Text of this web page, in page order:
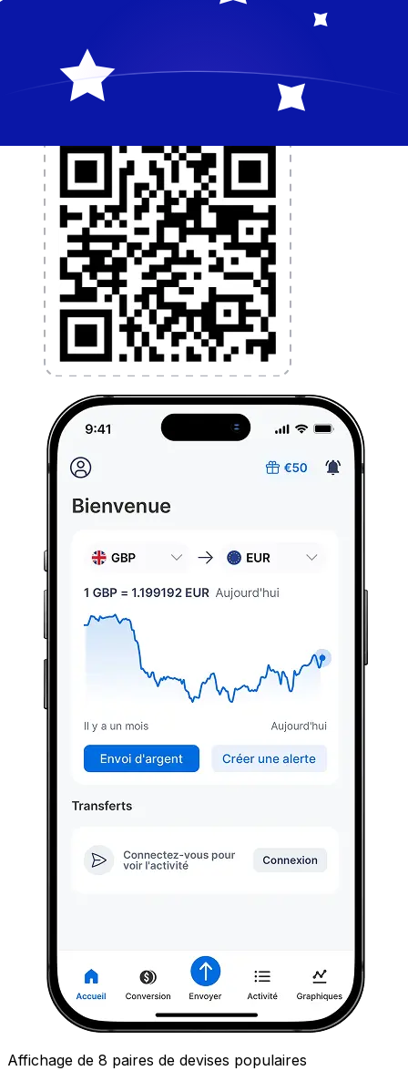
programmez des alertes de taux et transférez de
l'application dès aujourd'hui !
Affichage de 8 paires de devises populaires